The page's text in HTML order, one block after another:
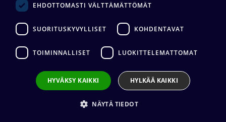
Poistohinta
kaapeli 6 m
(alv. 0 %)
Liittimet :1 x 3,5 mm stereo (uros) / 2 x
Kaapelin valmistaja:Cordial
Liittimen valmistaja:REAN
EHDOTTOMASTI VÄLTTÄMÄTTÖMÄT
SUORITUSKYVYLLISET KOHDENTAVAT
TOIMINNALLISET LUOKITTELEMATTOMAT
HYVÄKSY KAIKKI HYLKÄÄ KAIKKI
NÄYTÄ TIEDOT